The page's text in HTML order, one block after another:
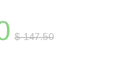
$ 147.50